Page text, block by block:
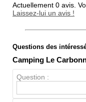
Actuellement 0 avis.
Laissez-lui un avis !
Note globale
Propreté
Questions des
Camping Le
Question :